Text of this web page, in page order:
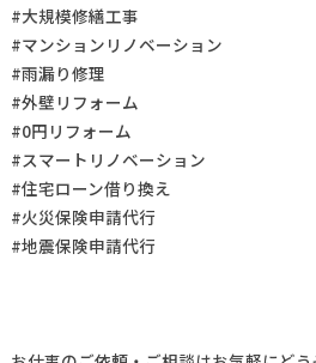
#大規模修繕工事
#マンションリノベーション
#雨漏り修理
#外壁リフォーム
#0円リフォーム
#スマートリノベーション
#住宅ローン借り換え
#火災保険申請代行
#地震保険申請代行